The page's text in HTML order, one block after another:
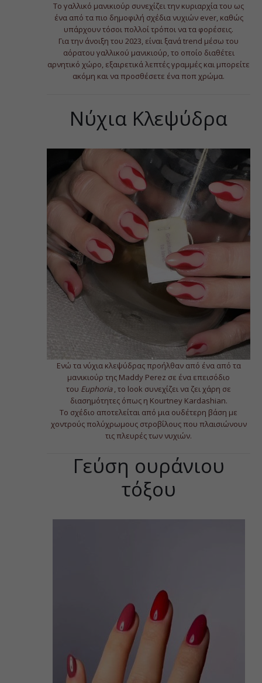
Το γαλλικό μανικιούρ συνεχίζει την κυριαρχία του ως
ένα από τα πιο δημοφιλή σχέδια νυχιών ever, καθώς
υπάρχουν τόσοι πολλοί τρόποι να τα φορέσεις.
Για την άνοιξη του 2023, είναι ξανά trend μέσω του
αόρατου γαλλικού μανικιούρ, το οποίο διαθέτει
αρνητικό χώρο, εξαιρετικά λεπτές γραμμές και μπορείτε
ακόμη και να προσθέσετε ένα ποπ χρώμα.
Νύχια Κλεψύδρα
Ενώ τα νύχια κλεψύδρας προήλθαν από ένα από τα
μανικιούρ της Maddy Perez σε ένα επεισόδιο
του Euphoria, το look συνεχίζει να ζει χάρη σε
διασημότητες όπως η Kourtney Kardashian.
Το σχέδιο αποτελείται από μια ουδέτερη βάση με
χοντρούς πολύχρωμους στροβίλους που πλαισιώνουν
τις πλευρές των νυχιών.
Γεύση ουράνιου
τόξου